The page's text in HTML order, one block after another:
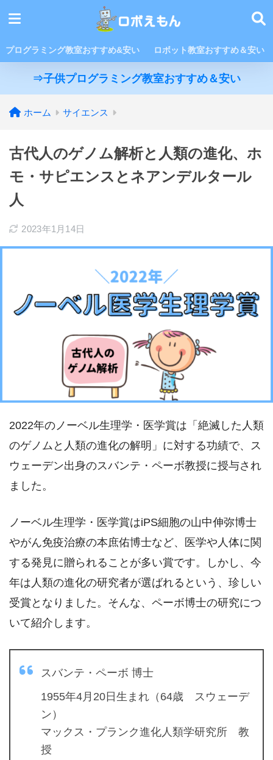
プログラミング教室おすすめ&安い ロボット教室おすすめ＆安い
⇒子供プログラミング教室おすすめ＆安い
ホーム サイエンス
古代人のゲノム解析と人類の進化、ホ
モ・サピエンスとネアンデルタール
人
2023年1月14日
2022年のノーベル生理学・医学賞は「絶滅した人類
のゲノムと人類の進化の解明」に対する功績で、ス
ウェーデン出身のスバンテ・ペーボ教授に授与され
ました。
ノーベル生理学・医学賞はiPS細胞の山中伸弥博士
やがん免疫治療の本庶佑博士など、医学や人体に関
する発見に贈られることが多い賞です。しかし、今
年は人類の進化の研究者が選ばれるという、珍しい
受賞となりました。そんな、ペーボ博士の研究につ
いて紹介します。
スバンテ・ペーボ 博士
1955年4月20日生まれ（64歳 スウェーデ
ン）
マックス・プランク進化人類学研究所 教
授